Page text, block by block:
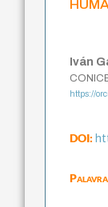
Iván
https://
DOI: